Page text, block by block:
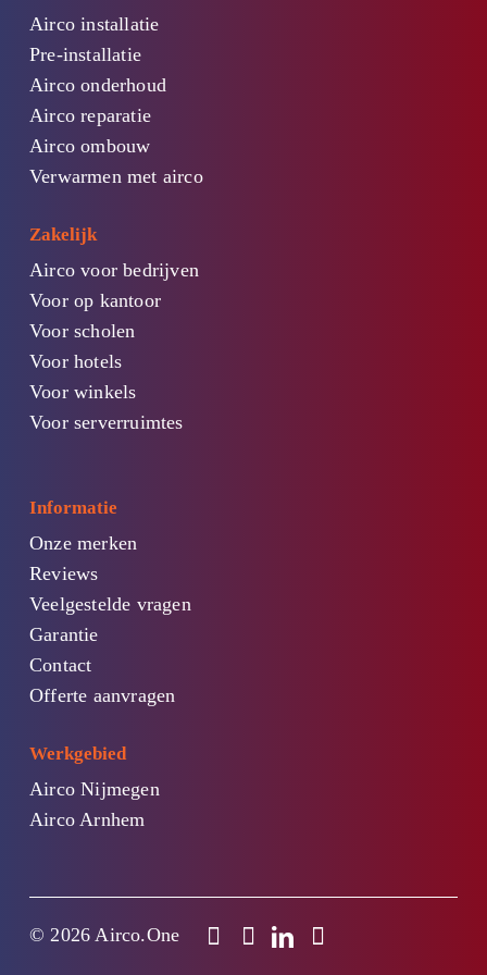
Airco installatie
Pre-installatie
Airco onderhoud
Airco reparatie
Airco ombouw
Verwarmen met airco
Zakelijk
Airco voor bedrijven
Voor op kantoor
Voor scholen
Voor hotels
Voor winkels
Voor serverruimtes
Informatie
Onze merken
Reviews
Veelgestelde vragen
Garantie
Contact
Offerte aanvragen
Werkgebied
Airco Nijmegen
Airco Arnhem
© 2026 Airco.One